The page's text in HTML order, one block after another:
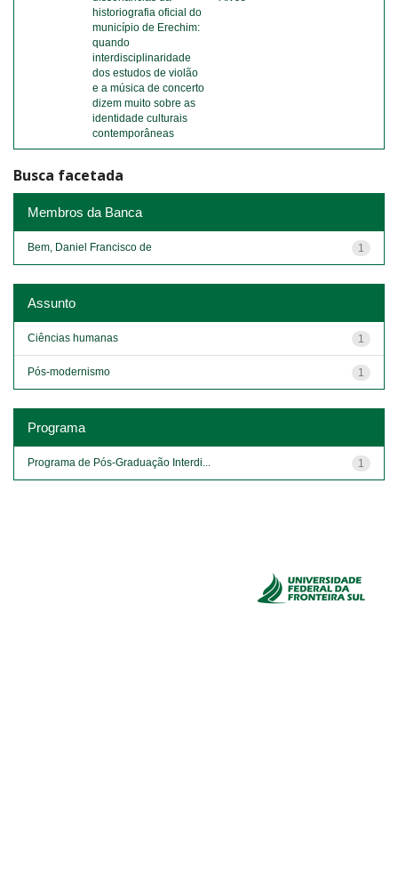
historiografia oficial do
município de Erechim:
quando
interdisciplinaridade
dos estudos de violão
e a música de concerto
dizem muito sobre as
identidade culturais
contemporâneas
Busca facetada
Membros da Banca
1
Bem, Daniel Francisco de
Assunto
1
Ciências humanas
1
Pós-modernismo
Programa
1
Programa de Pós-Graduação Interdi...